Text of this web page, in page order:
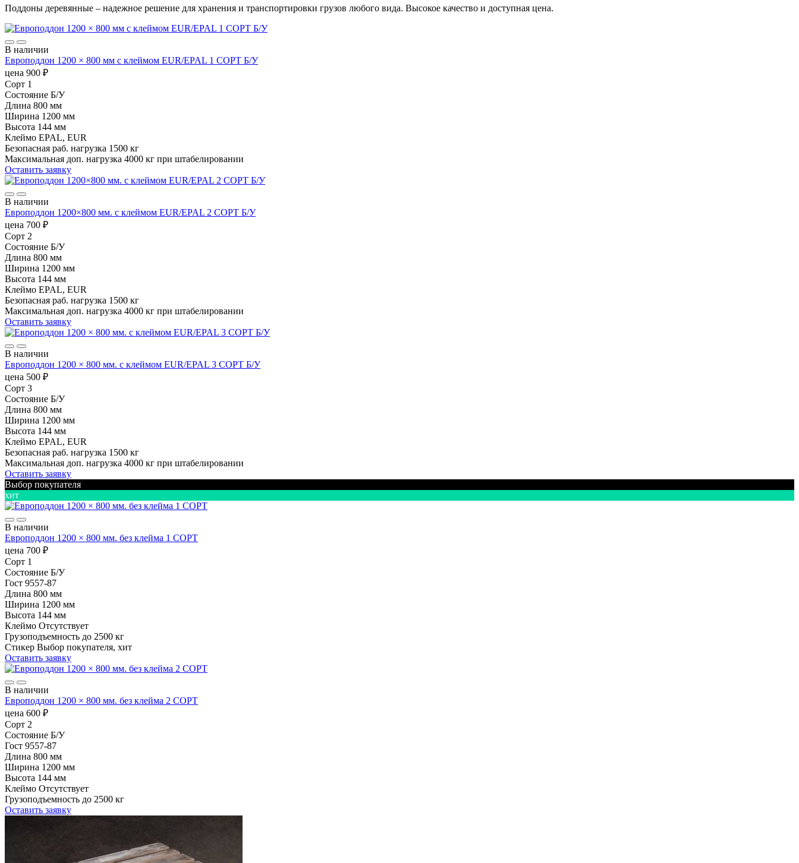
Поддоны деревянные – надежное решение для хранения и транспортировки грузов любого вида. Высокое качество и доступная цена.
В наличии
Европоддон 1200 × 800 мм с клеймом EUR/EPAL 1 СОРТ Б/У
цена 900 ₽
Сорт 1
Состояние Б/У
Длина 800 мм
Ширина 1200 мм
Высота 144 мм
Клеймо EPAL, EUR
Безопасная раб. нагрузка 1500 кг
Максимальная доп. нагрузка 4000 кг при штабелировании
Оставить заявку
В наличии
Европоддон 1200×800 мм. с клеймом EUR/EPAL 2 СОРТ Б/У
цена 700 ₽
Сорт 2
Состояние Б/У
Длина 800 мм
Ширина 1200 мм
Высота 144 мм
Клеймо EPAL, EUR
Безопасная раб. нагрузка 1500 кг
Максимальная доп. нагрузка 4000 кг при штабелировании
Оставить заявку
В наличии
Европоддон 1200 × 800 мм. с клеймом EUR/EPAL 3 СОРТ Б/У
цена 500 ₽
Сорт 3
Состояние Б/У
Длина 800 мм
Ширина 1200 мм
Высота 144 мм
Клеймо EPAL, EUR
Безопасная раб. нагрузка 1500 кг
Максимальная доп. нагрузка 4000 кг при штабелировании
Оставить заявку
Выбор покупателя
хит
В наличии
Европоддон 1200 × 800 мм. без клейма 1 СОРТ
цена 700 ₽
Сорт 1
Состояние Б/У
Гост 9557-87
Длина 800 мм
Ширина 1200 мм
Высота 144 мм
Клеймо Отсутствует
Грузоподъемность до 2500 кг
Стикер Выбор покупателя, хит
Оставить заявку
В наличии
Европоддон 1200 × 800 мм. без клейма 2 СОРТ
цена 600 ₽
Сорт 2
Состояние Б/У
Гост 9557-87
Длина 800 мм
Ширина 1200 мм
Высота 144 мм
Клеймо Отсутствует
Грузоподъемность до 2500 кг
Оставить заявку